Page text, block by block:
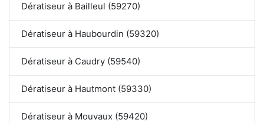
Dératiseur à Bailleul (59270)
Dératiseur à Haubourdin (59320)
Dératiseur à Caudry (59540)
Dératiseur à Hautmont (59330)
Dératiseur à Mouvaux (59420)